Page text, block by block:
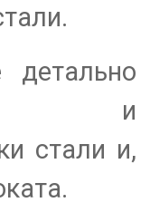
детально
и
стали и,